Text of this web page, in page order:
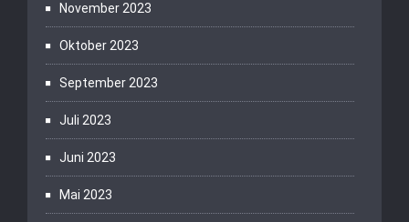
November 2023
Oktober 2023
September 2023
Juli 2023
Juni 2023
Mai 2023